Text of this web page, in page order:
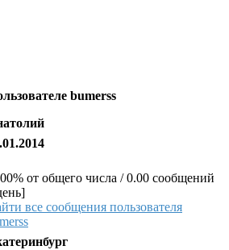
bumerss
от общего числа / 0.00 сообщений
все сообщения пользователя